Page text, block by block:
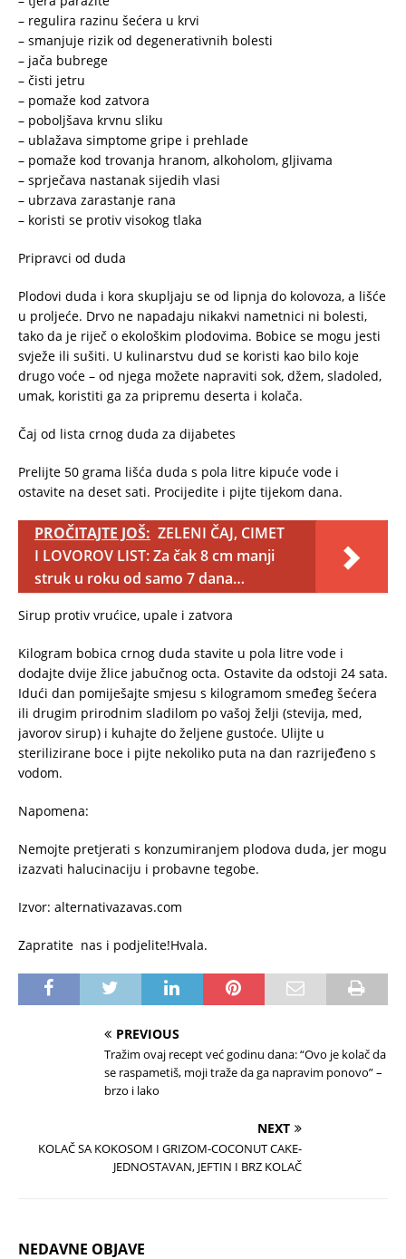
– regulira razinu šećera u krvi
– smanjuje rizik od degenerativnih bolesti
– jača bubrege
– čisti jetru
– pomaže kod zatvora
– poboljšava krvnu sliku
– ublažava simptome gripe i prehlade
– pomaže kod trovanja hranom, alkoholom, gljivama
– sprječava nastanak sijedih vlasi
– ubrzava zarastanje rana
– koristi se protiv visokog tlaka
Pripravci od duda
Plodovi duda i kora skupljaju se od lipnja do kolovoza, a lišće
u proljeće. Drvo ne napadaju nikakvi nametnici ni bolesti,
tako da je riječ o ekološkim plodovima. Bobice se mogu jesti
svježe ili sušiti. U kulinarstvu dud se koristi kao bilo koje
drugo voće – od njega možete napraviti sok, džem, sladoled,
umak, koristiti ga za pripremu deserta i kolača.
Čaj od lista crnog duda za dijabetes
Prelijte 50 grama lišća duda s pola litre kipuće vode i
ostavite na deset sati. Procijedite i pijte tijekom dana.
PROČITAJTE JOŠ: ZELENI ČAJ, CIMET
I LOVOROV LIST: Za čak 8 cm manji
struk u roku od samo 7 dana…
Sirup protiv vrućice, upale i zatvora
Kilogram bobica crnog duda stavite u pola litre vode i
dodajte dvije žlice jabučnog octa. Ostavite da odstoji 24 sata.
Idući dan pomiješajte smjesu s kilogramom smeđeg šećera
ili drugim prirodnim sladilom po vašoj želji (stevija, med,
javorov sirup) i kuhajte do željene gustoće. Ulijte u
sterilizirane boce i pijte nekoliko puta na dan razrijeđeno s
vodom.
Napomena:
Nemojte pretjerati s konzumiranjem plodova duda, jer mogu
izazvati halucinaciju i probavne tegobe.
Izvor: alternativazavas.com
Zapratite nas i podjelite!Hvala.
PREVIOUS
Tražim ovaj recept već godinu dana: “Ovo je kolač da
se raspametiš, moji traže da ga napravim ponovo” –
brzo i lako
NEXT
KOLAČ SA KOKOSOM I GRIZOM-COCONUT CAKE-
JEDNOSTAVAN, JEFTIN I BRZ KOLAČ
NEDAVNE OBJAVE